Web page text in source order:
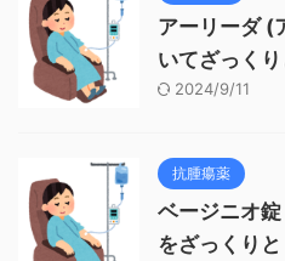
アーリーダ (
いてざっくり
2024/9/11
抗腫瘍薬
ベージニオ
をざっくりと